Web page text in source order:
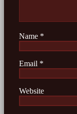
Name *
Email *
Website